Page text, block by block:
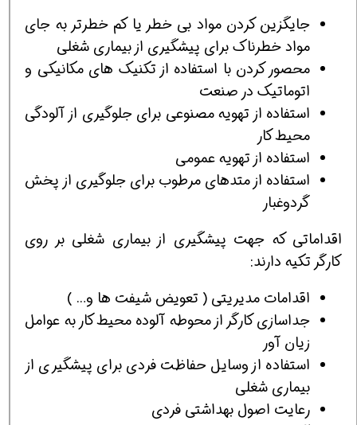
جايگزين كردن مواد بي خطر يا كم خطرتر به جای
مواد خطرناك برای پیشگیری از بیماری شغلی
محصور كردن با استفاده از تكنيك هاي مكانيكی و
اتوماتيك در صنعت
استفاده از تهويه مصنوعی براي جلوگيری از آلودگي
محيط كار
استفاده از تهويه عمومی
استفاده از متدهاي مرطوب براي جلوگيري از پخش
گردوغبار
اقداماتي که جهت پیشگیری از بیماری شغلی بر روي
كارگر تكيه دارند:
اقدامات مديريتي ( تعويض شيفت ها و… )
جداسازی کارگر از محوطه آلوده محیط کار به عوامل
زیان آور
استفاده از وسايل حفاظت فردی برای پیشگیری از
بیماری شغلی
رعايت اصول بهداشتی فردی